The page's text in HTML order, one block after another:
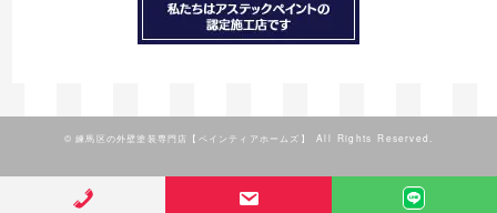
©練馬区の外壁塗装専門店【ペインティアホームズ】 All Rights Reserved.